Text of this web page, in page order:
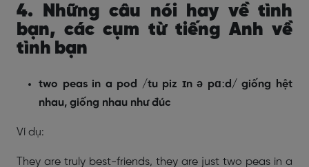
4. Những câu nói hay về tình
bạn, các cụm từ tiếng Anh về
tình bạn
two peas in a pod /tu piz ɪn ə pɑːd/ giống hệt
nhau, giống nhau như đúc
Ví dụ:
They are truly best-friends, they are just two peas in a